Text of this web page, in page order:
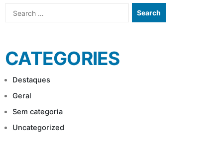
Search
CATEGORIES
Destaques
Geral
Sem categoria
Uncategorized